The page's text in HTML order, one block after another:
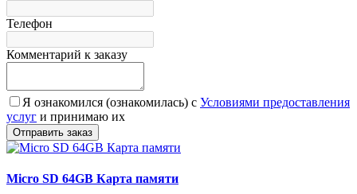
Телефон
Комментарий к заказу
Я ознакомился (ознакомилась) с Условиями предоставления
услуг и принимаю их
Micro SD 64GB Карта памяти